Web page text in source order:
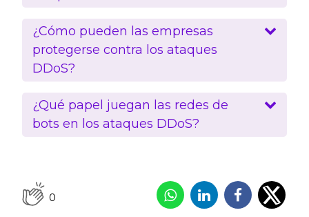
¿Cómo pueden las empresas
protegerse contra los ataques
DDoS?
¿Qué papel juegan las redes de
bots en los ataques DDoS?
0